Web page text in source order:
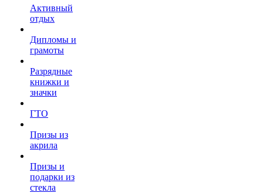
Активный
отдых
Дипломы и
грамоты
Разрядные
книжки и
значки
ГТО
Призы из
акрила
Призы и
подарки из
стекла